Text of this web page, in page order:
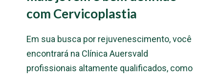
com Cervicoplastia
Em sua busca por rejuvenescimento, você
encontrará na Clínica Auersvald
profissionais altamente qualificados, como